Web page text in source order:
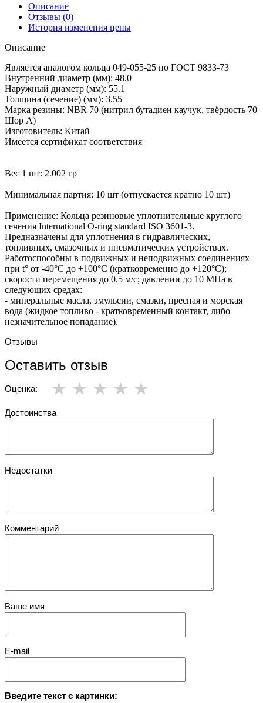
Описание
Отзывы (0)
История изменения цены
Описание
Является аналогом кольца 049-055-25 по ГОСТ 9833-73
Внутренний диаметр (мм): 48.0
Наружный диаметр (мм): 55.1
Толщина (сечение) (мм): 3.55
Марка резины: NBR 70 (нитрил бутадиен каучук, твёрдость 70
Шор А)
Изготовитель: Китай
Имеется сертификат соответствия
Вес 1 шт: 2.002 гр
Минимальная партия: 10 шт (отпускается кратно 10 шт)
Применение: Кольца резиновые уплотнительные круглого
сечения International O-ring standard ISO 3601-3.
Предназначены для уплотнения в гидравлических,
топливных, смазочных и пневматических устройствах.
Работоспособны в подвижных и неподвижных соединениях
при t° от -40°С до +100°С (кратковременно до +120°С);
скорости перемещения до 0.5 м/с; давлении до 10 МПа в
следующих средах:
- минеральные масла, эмульсии, смазки, пресная и морская
вода (жидкое топливо - кратковременный контакт, либо
незначительное попадание).
Отзывы
Оставить отзыв
Оценка:
Достоинства
Недостатки
Комментарий
Ваше имя
E-mail
Введите текст с картинки: